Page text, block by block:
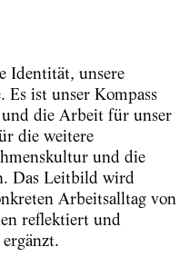
Identität, unsere
ist unser Kompass
die Arbeit für un­ser
die weitere
und die
Das Leitbild wird
Arbeitsalltag von
reflektiert und